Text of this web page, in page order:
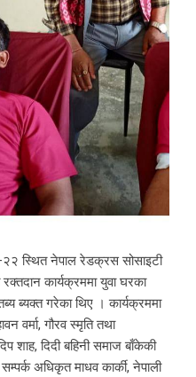
स्थित नेपाल रेडक्रस सोसाइटी
कार्यक्रममा युवा घरका
ब्यक्त गरेका थिए । कार्यक्रममा
वर्मा, गौरव स्मृति तथा
शाह, दिदी बहिनी समाज बाँकेकी
अधिकृत माधव कार्की, नेपाली